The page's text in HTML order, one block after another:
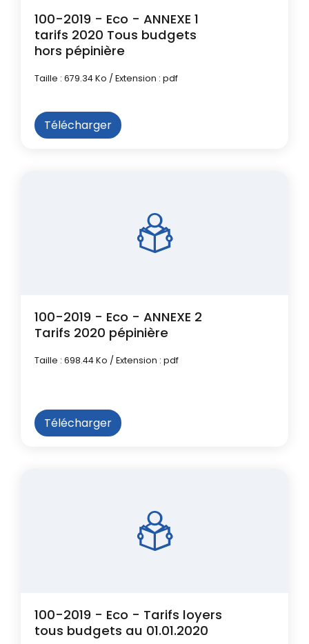
100-2019 - Eco - ANNEXE 1
tarifs 2020 Tous budgets
hors pépinière
Taille : 679.34 Ko / Extension : pdf
Télécharger
100-2019 - Eco - ANNEXE 2
Tarifs 2020 pépinière
Taille : 698.44 Ko / Extension : pdf
Télécharger
100-2019 - Eco - Tarifs loyers
tous budgets au 01.01.2020